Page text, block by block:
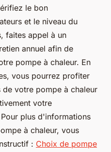
le bon
et le niveau du
faites appel à un
annuel afin de
pompe à chaleur. En
vous pourrez profiter
de votre pompe à chaleur
votre
plus d'informations
à chaleur, vous
: Choix de pompe